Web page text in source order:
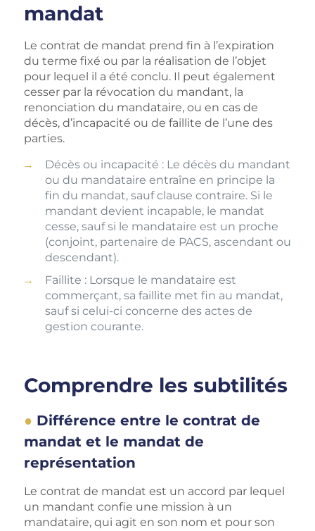
mandat
Le contrat de mandat prend fin à l’expiration
du terme fixé ou par la réalisation de l’objet
pour lequel il a été conclu. Il peut également
cesser par la révocation du mandant, la
renonciation du mandataire, ou en cas de
décès, d’incapacité ou de faillite de l’une des
parties.
Décès ou incapacité : Le décès du mandant
ou du mandataire entraîne en principe la
fin du mandat, sauf clause contraire. Si le
mandant devient incapable, le mandat
cesse, sauf si le mandataire est un proche
(conjoint, partenaire de PACS, ascendant ou
descendant).
Faillite : Lorsque le mandataire est
commerçant, sa faillite met fin au mandat,
sauf si celui-ci concerne des actes de
gestion courante.
Comprendre les subtilités
Différence entre le contrat de
mandat et le mandat de
représentation
Le contrat de mandat est un accord par lequel
un mandant confie une mission à un
mandataire, qui agit en son nom et pour son